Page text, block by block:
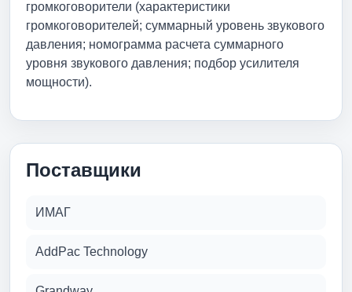
громкоговорители (характеристики
громкоговорителей; суммарный уровень звукового
давления; номограмма расчета суммарного
уровня звукового давления; подбор усилителя
мощности).
Поставщики
ИМАГ
AddPac Technology